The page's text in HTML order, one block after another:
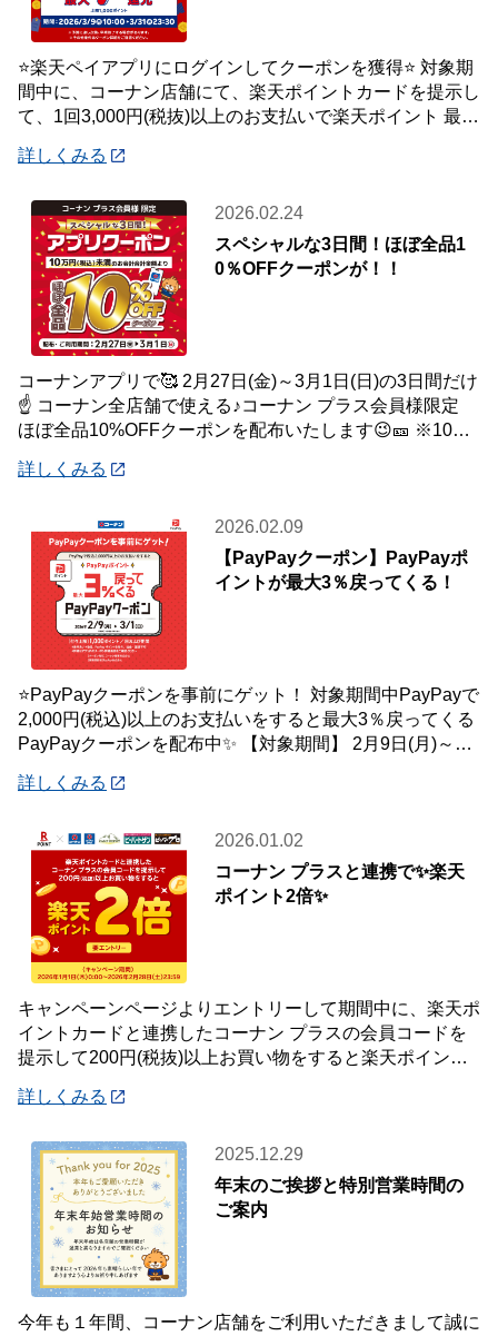
⭐楽天ペイアプリにログインしてクーポンを獲得⭐ 対象期
間中に、コーナン店舗にて、楽天ポイントカードを提示し
て、1回3,000円(税抜)以上のお支払いで楽天ポイント 最大
詳しくみる
2026.02.24
スペシャルな3日間！ほぼ全品1
0％OFFクーポンが！！
コーナンアプリで🥰 2月27日(金)～3月1日(日)の3日間だけ
☝️ コーナン全店舗で使える♪コーナン プラス会員様限定
ほぼ全品10%OFFクーポンを配布いたします😉🎫 ※10万
詳しくみる
2026.02.09
【PayPayクーポン】PayPayポ
イントが最大3％戻ってくる！
⭐PayPayクーポンを事前にゲット！ 対象期間中PayPayで
2,000円(税込)以上のお支払いをすると最大3％戻ってくる
PayPayクーポンを配布中✨ 【対象期間】 2月9日(月)～3
詳しくみる
2026.01.02
コーナン プラスと連携で✨楽天
ポイント2倍✨
キャンペーンページよりエントリーして期間中に、楽天ポ
イントカードと連携したコーナン プラスの会員コードを
提示して200円(税抜)以上お買い物をすると楽天ポイント2
詳しくみる
2025.12.29
年末のご挨拶と特別営業時間の
ご案内
今年も１年間、コーナン店舗をご利用いただきまして誠に